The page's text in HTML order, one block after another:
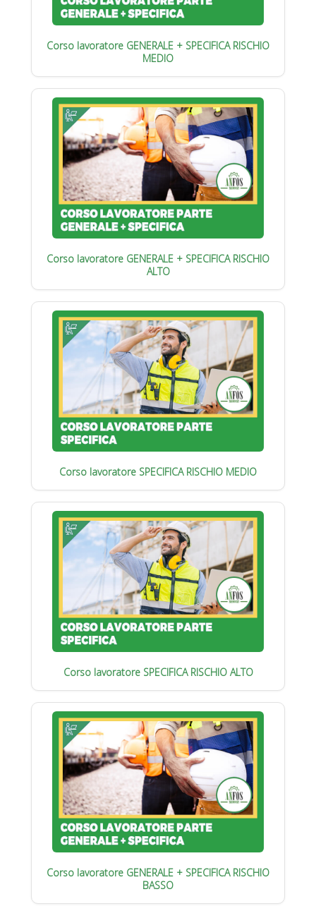
Corso lavoratore GENERALE + SPECIFICA RISCHIO
MEDIO
Corso lavoratore GENERALE + SPECIFICA RISCHIO
ALTO
Corso lavoratore SPECIFICA RISCHIO MEDIO
Corso lavoratore SPECIFICA RISCHIO ALTO
Corso lavoratore GENERALE + SPECIFICA RISCHIO
BASSO